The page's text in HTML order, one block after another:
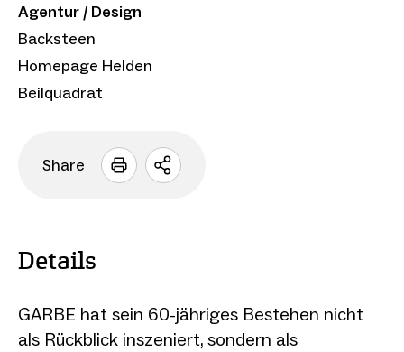
Agentur / Design
Backsteen
Homepage Helden
Beilquadrat
Share
Sharing
Details
GARBE hat sein 60-jähriges Bestehen nicht
als Rückblick inszeniert, sondern als